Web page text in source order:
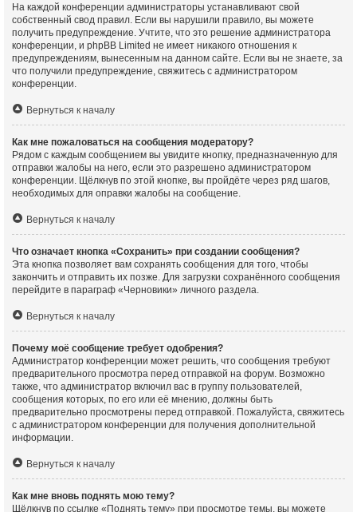
На каждой конференции администраторы устанавливают свой
собственный свод правил. Если вы нарушили правило, вы можете
получить предупреждение. Учтите, что это решение администратора
конференции, и phpBB Limited не имеет никакого отношения к
предупреждениям, вынесенным на данном сайте. Если вы не знаете, за
что получили предупреждение, свяжитесь с администратором
конференции.
Вернуться к началу
Как мне пожаловаться на сообщения модератору?
Рядом с каждым сообщением вы увидите кнопку, предназначенную для
отправки жалобы на него, если это разрешено администратором
конференции. Щёлкнув по этой кнопке, вы пройдёте через ряд шагов,
необходимых для оправки жалобы на сообщение.
Вернуться к началу
Что означает кнопка «Сохранить» при создании сообщения?
Эта кнопка позволяет вам сохранять сообщения для того, чтобы
закончить и отправить их позже. Для загрузки сохранённого сообщения
перейдите в параграф «Черновики» личного раздела.
Вернуться к началу
Почему моё сообщение требует одобрения?
Администратор конференции может решить, что сообщения требуют
предварительного просмотра перед отправкой на форум. Возможно
также, что администратор включил вас в группу пользователей,
сообщения которых, по его или её мнению, должны быть
предварительно просмотрены перед отправкой. Пожалуйста, свяжитесь
с администратором конференции для получения дополнительной
информации.
Вернуться к началу
Как мне вновь поднять мою тему?
Щёлкнув по ссылке «Поднять тему» при просмотре темы, вы можете